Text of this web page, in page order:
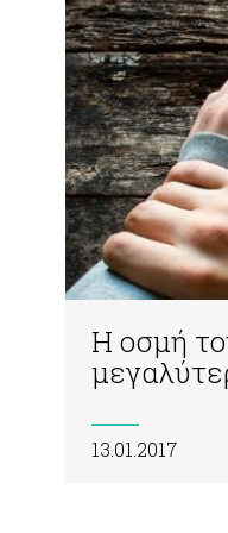
Η οσμή
13.01.2017